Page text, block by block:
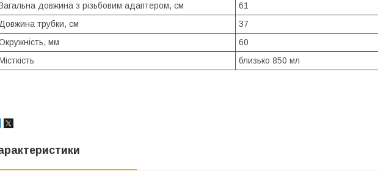
довжина з різьбовим адаптером, см
61
трубки, см
37
мм
60
близько 850 мл